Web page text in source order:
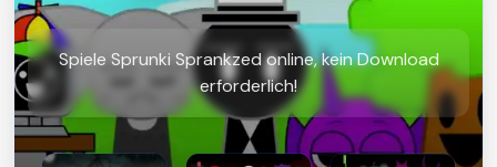
Spiele Sprunki Sprankzed online, kein Download
erforderlich!